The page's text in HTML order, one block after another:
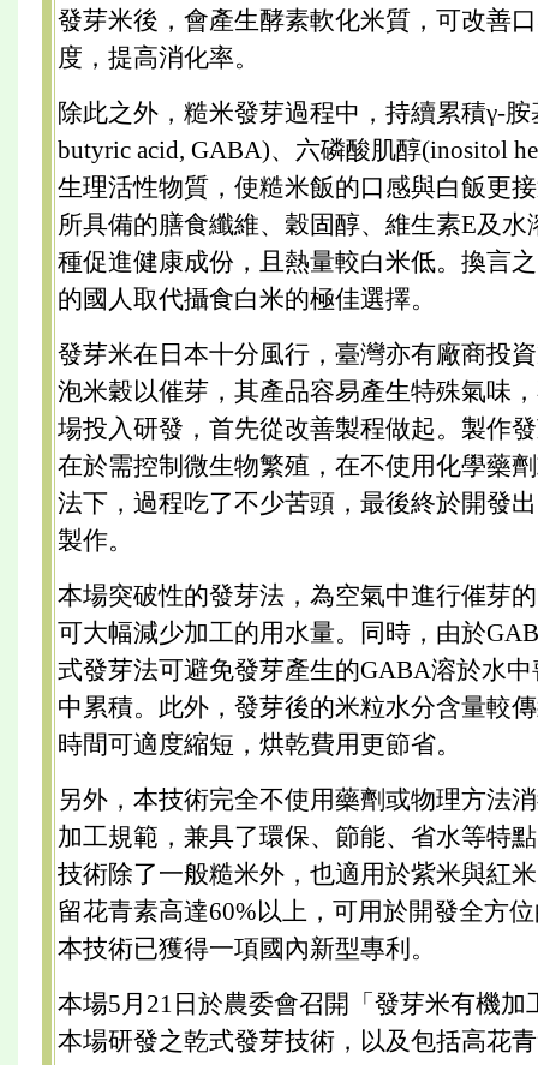
發芽米後，會產生酵素軟化米質，可改善
度，提高消化率。
除此之外，糙米發芽過程中，持續累積γ-胺
butyric acid, GABA)、六磷酸肌醇(inositol
生理活性物質，使糙米飯的口感與白飯更
所具備的膳食纖維、穀固醇、維生素E及
種促進健康成份，且熱量較白米低。換言
的國人取代攝食白米的極佳選擇。
發芽米在日本十分風行，臺灣亦有廠商投
泡米穀以催芽，其產品容易產生特殊氣味
場投入研發，首先從改善製程做起。製作
在於需控制微生物繁殖，在不使用化學藥
法下，過程吃了不少苦頭，最後終於開發
製作。
本場突破性的發芽法，為空氣中進行催芽
可大幅減少加工的用水量。同時，由於
式發芽法可避免發芽產生的GABA溶於水
中累積。此外，發芽後的米粒水分含量較
時間可適度縮短，烘乾費用更節省。
另外，本技術完全不使用藥劑或物理方法
加工規範，兼具了環保、節能、省水等特
技術除了一般糙米外，也適用於紫米與紅
留花青素高達60%以上，可用於開發全方
本技術已獲得一項國內新型專利。
本場5月21日於農委會召開「發芽米有機加
本場研發之乾式發芽技術，以及包括高花